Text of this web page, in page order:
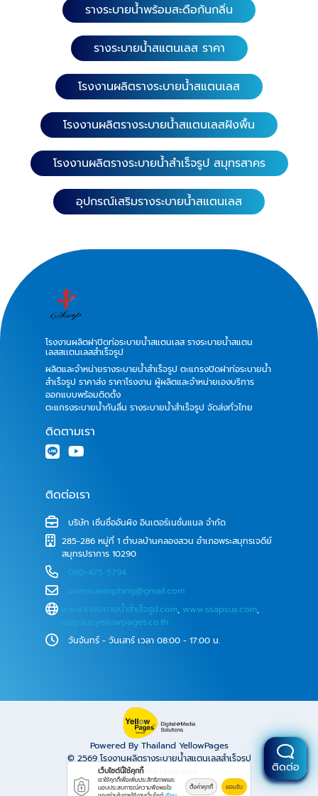
รางระบายน้ำพร้อมสะดือกันกลิ่น
รางระบายน้ำสแตนเลส ราคา
โรงงานผลิตรางระบายน้ำสแตนเลส
โรงงานผลิตรางระบายน้ำสแตนเลสฝังพื้น
โรงงานผลิตรางระบายน้ำสำเร็จรูป สมุทรสาคร
อุปกรณ์เสริมรางระบายน้ำสแตนเลส
โรงงานผลิตฝาปิดท่อระบายน้ำสแตนเลส รางระบายน้ำสแตน
เลสสเเตนเลสสำเร็จรูป
ผลิตและจำหน่ายรางระบายน้ำสำเร็จรูป ตะแกรงปิดฝาท่อระบายน้ำ
สำเร็จรูป ราคาส่ง ราคาโรงงาน ผู้ผลิตและจำหน่ายเองบริการ
ออกแบบพร้อมติดตั้ง
ตะแกรงระบายน้ำกันลื่น รางระบายน้ำสำเร็จรูป จัดส่งทั่วไทย
ติดตามเรา
ติดต่อเรา
บริษัท เซิ่นซื่ออันผิง อินเตอร์เนชั่นแนล จำกัด
285-286 หมู่ที่ 1 ตำบลบ้านคลองสวน อำเภอพระสมุทรเจดีย์
สมุทรปราการ 10290
080-475-5794
soensueanphing@gmail.com
www.รางระบายน้ําสําเร็จรูป.com, www.ssapsus.com,
ssapsus.yellowpages.co.th
วันจันทร์ - วันเสาร์ เวลา 08:00 - 17:00 น.
Powered By Thailand YellowPages
© 2569 โรงงานผลิตรางระบายน้ำสแตนเลสสำเร็จรูป
All rights reserved.
ติดต่อ
เว็บไซต์นี้ใช้คุกกี้
เราใช้คุกกี้เพื่อเพิ่มประสิทธิภาพและ
มอบประสบการณ์ความพึงพอใจ
ตั้งค่าคุกกี้ ยอมรับ